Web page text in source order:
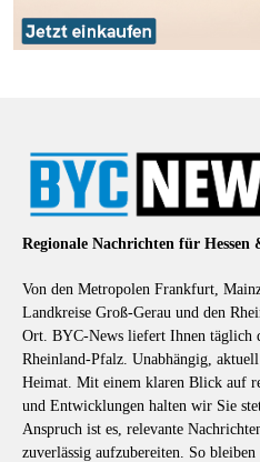
Regionale Nachrichten für
Von den Metropolen Frankfurt,
Landkreise Groß-Gerau und den
Ort. BYC-News liefert Ihnen täglich
Rheinland-Pfalz. Unabhängig,
Heimat. Mit einem klaren Blick auf
und Entwicklungen halten wir Sie
Anspruch ist es, relevante
zuverlässig aufzubereiten. So